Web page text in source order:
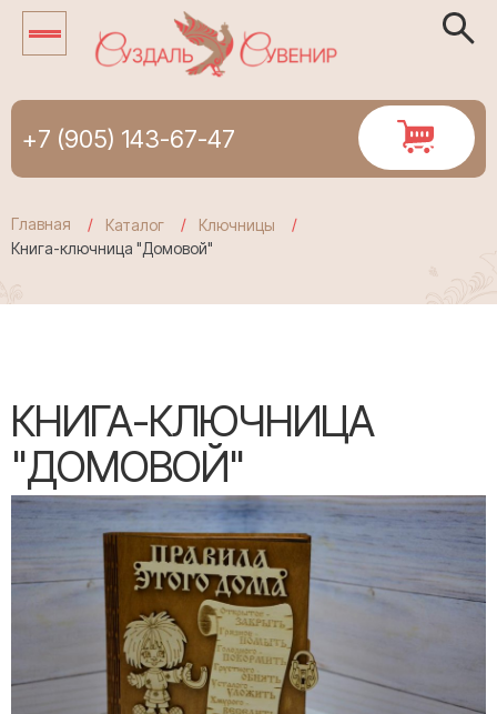
+7 (905) 143-67-47
Главная Каталог
Ключницы
Книга-ключница "Домовой"
КНИГА-КЛЮЧНИЦА
"ДОМОВОЙ"